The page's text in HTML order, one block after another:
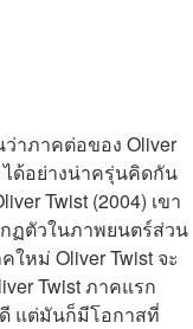
าภาคต่อของ Oliver
ด้อย่างน่าครุ่นคิดกัน
Twist (2004) เขา
ฏตัวในภาพยนตร์ส่วน
ใหม่ Oliver Twist จะ
Twist ภาคแรก
แต่มันก็มีโอกาสที่